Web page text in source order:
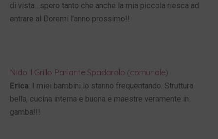
di vista…spero tanto che anche la mia piccola riesca ad
entrare al Doremi l’anno prossimo!!
Nido il Grillo Parlante Spadarolo (comunale)
Erica: I miei bambini lo stanno frequentando. Struttura
bella, cucina interna e buona e maestre veramente in
gamba!!!